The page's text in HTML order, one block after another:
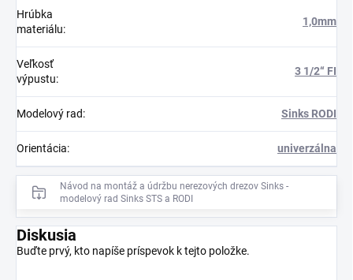
Hrúbka
materiálu:
1,0mm
Veľkosť
výpustu:
3 1/2“ FI
Modelový rad: Sinks RODI
Orientácia: univerzálna
Návod na montáž a údržbu nerezových drezov Sinks -
modelový rad Sinks STS a RODI
Diskusia
Buďte prvý, kto napíše príspevok k tejto položke.